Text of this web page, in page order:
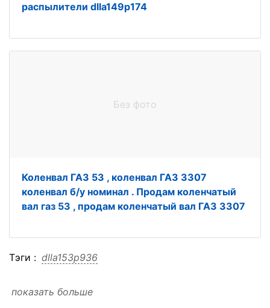
распылители dlla149p174
Без фото
Коленвал ГАЗ 53 , коленвал ГАЗ 3307
коленвал б/у номинал . Продам коленчатый
вал газ 53 , продам коленчатый вал ГАЗ 3307
Тэги : dlla153p936
показать больше